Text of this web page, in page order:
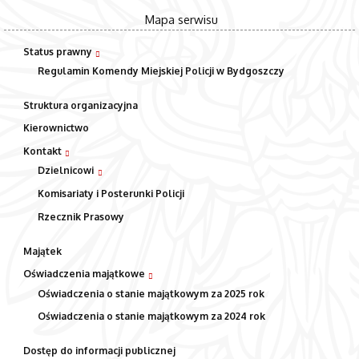
Mapa serwisu
Status prawny
Regulamin Komendy Miejskiej Policji w Bydgoszczy
Struktura organizacyjna
Kierownictwo
Kontakt
Dzielnicowi
Komisariaty i Posterunki Policji
Rzecznik Prasowy
Majątek
Oświadczenia majątkowe
Oświadczenia o stanie majątkowym za 2025 rok
Oświadczenia o stanie majątkowym za 2024 rok
Dostęp do informacji publicznej